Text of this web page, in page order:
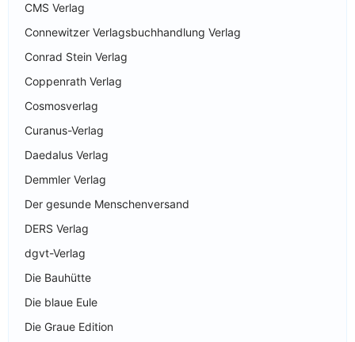
CMS Verlag
Connewitzer Verlagsbuchhandlung Verlag
Conrad Stein Verlag
Coppenrath Verlag
Cosmosverlag
Curanus-Verlag
Daedalus Verlag
Demmler Verlag
Der gesunde Menschenversand
DERS Verlag
dgvt-Verlag
Die Bauhütte
Die blaue Eule
Die Graue Edition